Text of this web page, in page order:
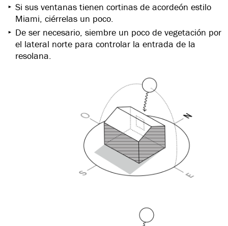
Si sus ventanas tienen cortinas de acordeón estilo
Miami, ciérrelas un poco.
De ser necesario, siembre un poco de vegetación por
el lateral norte para controlar la entrada de la
resolana.